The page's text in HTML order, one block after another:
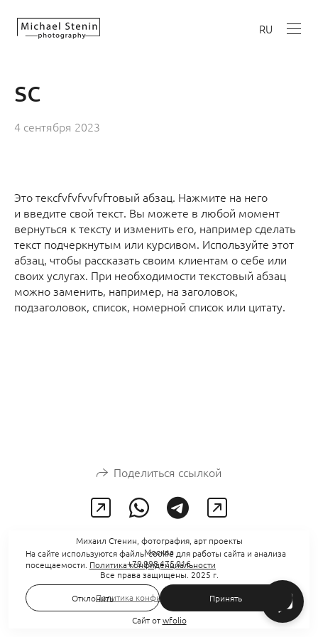
RU
sc
4 сентября 2023
Это тексfvfvfvvfvfтовый абзац. Нажмите на него
и введите свой текст. Вы можете в любой момент
вернуться к тексту и изменить его, например сделать
текст подчеркнутым или курсивом. Используйте этот
абзац, чтобы рассказать своим клиентам о себе или
своих услугах. При необходимости текстовый абзац
можно заменить, например, на заголовок,
подзаголовок, список, номерной список или цитату.
Поделиться ссылкой
Михаил Стенин, фотография, арт проекты
Москва
+79 998 475 016
Все права защищены. 2025 г.
Политика конфиденциальности
Сайт отwfolio
На сайте используются файлы cookie для работы сайта и анализа
посещаемости. Политика конфиденциальности
Отклонить Принять